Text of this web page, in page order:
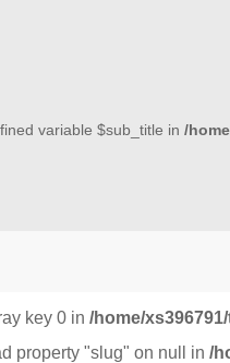
variable $sub_title in /
key 0 in /home/
property "slug" on null in /